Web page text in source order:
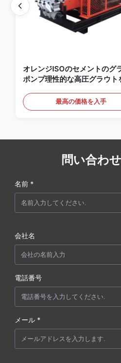
オレンジISOのセメントのグ
ポンプ理性的な高圧グラウト
最高の価格を入手
問い合わ
名前 *
会社名
電話番号
メール *